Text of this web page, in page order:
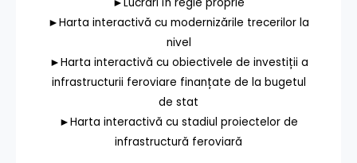
►Harta interactivă cu modernizările trecerilor la
nivel
►Harta interactivă cu obiectivele de investiții a
infrastructurii feroviare finanțate de la bugetul
de stat
►Harta interactivă cu stadiul proiectelor de
infrastructură feroviară